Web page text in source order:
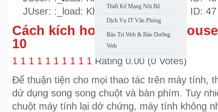
Thiết Kế Mạng Nội Bộ
Dịch Vụ IT Văn Phòng
Bảo Trì Web & Bảo Dưỡng
Web
JUser: :_load: Không thể nạp user với ID: 47
Cách kích hoạt tính năng
10
1 1 1 1 1 1 1 1 1 1 Rating 0.00 (0 Votes)
Để thuận tiện cho mọi thao tác trên máy tính,
dử dụng song song chuột và bàn phím. Tuy
chuột máy tính lại dở chứng, máy tính không